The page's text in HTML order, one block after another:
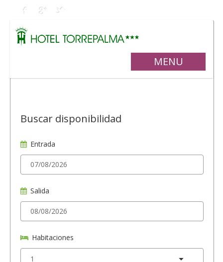
MENU
Buscar disponibilidad
Entrada
Salida
Habitaciones